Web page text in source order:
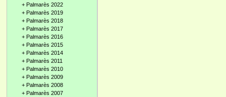
+ Palmarès 2022
+ Palmarès 2019
+ Palmarès 2018
+ Palmarès 2017
+ Palmarès 2016
+ Palmarès 2015
+ Palmarès 2014
+ Palmarès 2011
+ Palmarès 2010
+ Palmarès 2009
+ Palmarès 2008
+ Palmarès 2007